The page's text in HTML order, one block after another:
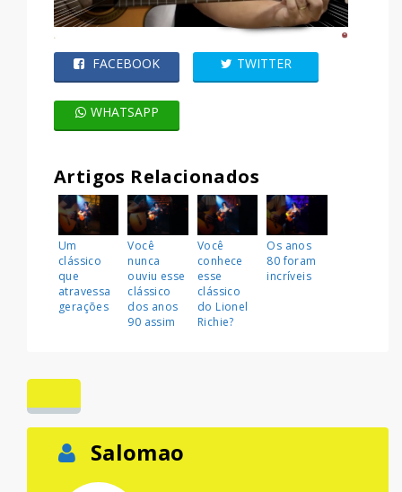
FACEBOOK TWITTER
WHATSAPP
Artigos Relacionados
Um
clássico
que
atravessa
gerações
Você
nunca
ouviu esse
clássico
dos anos
90 assim
Você
conhece
esse
clássico
do Lionel
Richie?
Os anos
80 foram
incríveis
Salomao